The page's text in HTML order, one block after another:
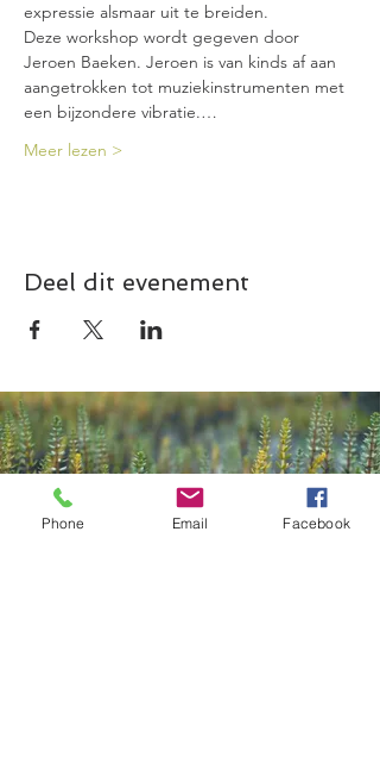
expressie alsmaar uit te breiden.
Deze workshop wordt gegeven door
Jeroen Baeken. Jeroen is van kinds af aan
aangetrokken tot muziekinstrumenten met
een bijzondere vibratie.…
Meer lezen >
Deel dit evenement
Phone Email Facebook